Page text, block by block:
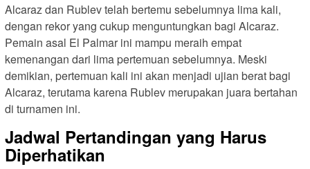
Alcaraz dan Rublev telah bertemu sebelumnya lima kali,
dengan rekor yang cukup menguntungkan bagi Alcaraz.
Pemain asal El Palmar ini mampu meraih empat
kemenangan dari lima pertemuan sebelumnya. Meski
demikian, pertemuan kali ini akan menjadi ujian berat bagi
Alcaraz, terutama karena Rublev merupakan juara bertahan
di turnamen ini.
Jadwal Pertandingan yang Harus
Diperhatikan